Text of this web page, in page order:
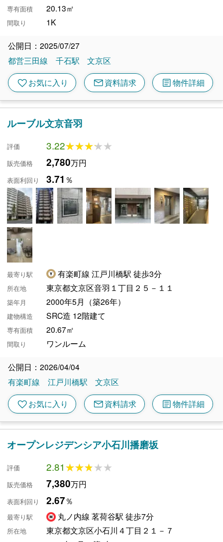
専有面積 20.13㎡
間取り 1K
公開日：2025/07/27
都営三田線
千石駅 文京区
favoriteお気に入り mail資料請求 article物件詳細
ルーブル文京音羽
評価 3.22★★★★★
★★★★★
販売価格 2,780万円
表面利回り 3.71 ％
最寄り駅 有楽町線 江戸川橋駅 徒歩3分
所在地 東京都文京区音羽１丁目２５－１１
築年月 2000年5月（築26年）
建物構造 SRC造 12階建て
専有面積 20.67㎡
間取り ワンルーム
公開日：2026/04/04
有楽町線
江戸川橋駅 文京区
favoriteお気に入り mail資料請求 article物件詳細
オープンレジデンシア小石川播磨坂
評価 2.81★★★★★
★★★★★
販売価格 7,380万円
表面利回り 2.67％
最寄り駅 丸ノ内線 茗荷谷駅 徒歩7分
所在地 東京都文京区小石川４丁目２１－７